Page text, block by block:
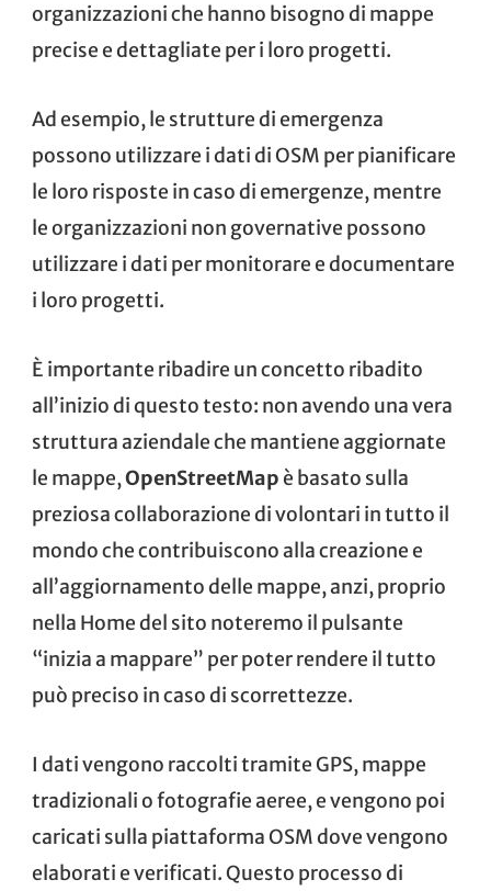
organizzazioni che hanno bisogno di mappe
precise e dettagliate per i loro progetti.
Ad esempio, le strutture di emergenza
possono utilizzare i dati di OSM per pianificare
le loro risposte in caso di emergenze, mentre
le organizzazioni non governative possono
utilizzare i dati per monitorare e documentare
i loro progetti.
È importante ribadire un concetto ribadito
all’inizio di questo testo: non avendo una vera
struttura aziendale che mantiene aggiornate
le mappe,OpenStreetMap è basato sulla
preziosa collaborazione di volontari in tutto il
mondo che contribuiscono alla creazione e
all’aggiornamento delle mappe, anzi, proprio
nella Home del sito noteremo il pulsante
“inizia a mappare” per poter rendere il tutto
può preciso in caso di scorrettezze.
I dati vengono raccolti tramite GPS, mappe
tradizionali o fotografie aeree, e vengono poi
caricati sulla piattaforma OSM dove vengono
elaborati e verificati. Questo processo di